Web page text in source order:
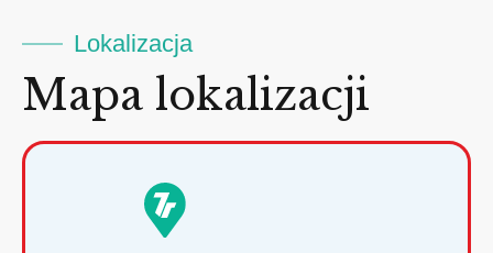
Lokalizacja
Mapa lokalizacji